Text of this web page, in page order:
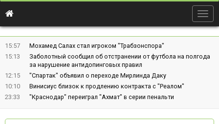
15:57
Мохамед Салах стал игроком "Трабзонспора"
15:13
Заболотный сообщил об отстранении от футбола на полгода
за нарушение антидопинговых правил
12:15
"Спартак" объявил о переходе Мирлинда Даку
10:10
Винисиус близок к продлению контракта с "Реалом"
23:33
"Краснодар" переиграл "Ахмат" в серии пенальти